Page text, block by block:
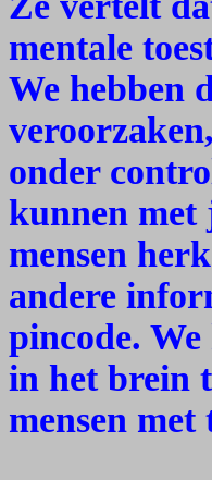
mentale
We hebben
onder
kunnen met
mensen
andere
pincode.
in het brein
mensen